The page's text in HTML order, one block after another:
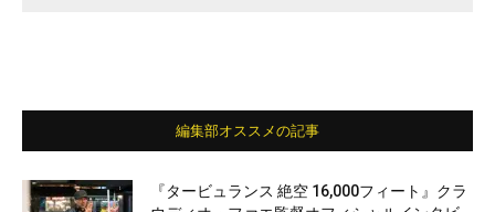
編集部オススメの記事
『タービュランス 絶空 16,000フィート』クラ